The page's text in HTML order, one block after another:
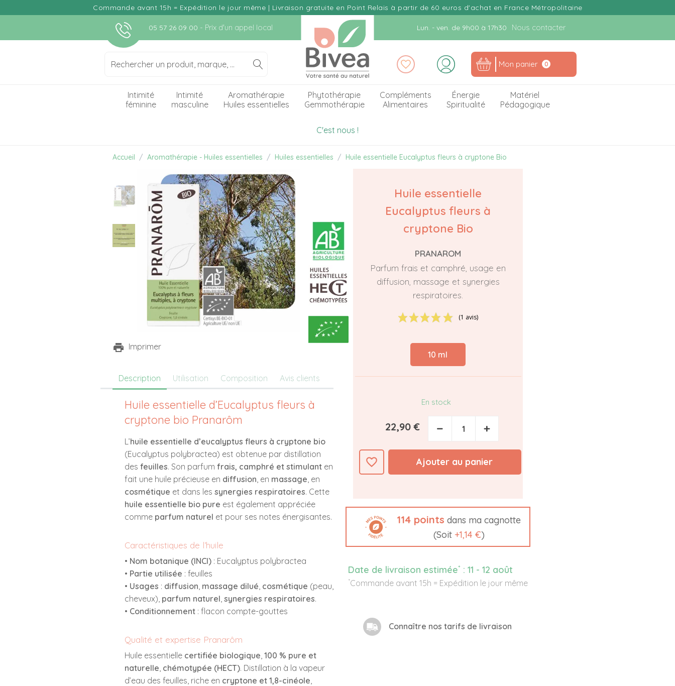
Commande avant 15h = Expédition le jour même | Livraison gratuite en Point Relais à partir de 60 euros d'achat en France Métropolitaine
05 57 26 09 00 - Prix d'un appel local Lun. - ven. de 9h00 à 17h30 Nous contacter
Mon panier 0
Intimité
féminine
Intimité
masculine
Aromathérapie
Huiles essentielles
Phytothérapie
Gemmothérapie
Compléments
Alimentaires
Énergie
Spiritualité
Matériel
Pédagogique
C'est nous !
Accueil Aromathérapie - Huiles essentielles Huiles essentielles Huile essentielle Eucalyptus fleurs à cryptone Bio
Imprimer
Huile essentielle
Eucalyptus fleurs à
cryptone Bio
PRANAROM
Parfum frais et camphré, usage en
diffusion, massage et synergies
respiratoires.
(1 avis)
10 ml
En stock
22,90 € − +
favorite_border Ajouter au panier
114 points dans ma cagnotte
(Soit +1,14 €)
Date de livraison estimée* : 11 - 12 août
*Commande avant 15h = Expédition le jour même
Connaître nos tarifs de livraison
Description Utilisation Composition Avis clients
Huile essentielle d’Eucalyptus fleurs à
cryptone bio Pranarôm
L’huile essentielle d’eucalyptus fleurs à cryptone bio
(Eucalyptus polybractea) est obtenue par distillation
des feuilles. Son parfum frais, camphré et stimulant en
fait une huile précieuse en diffusion, en massage, en
cosmétique et dans les synergies respiratoires. Cette
huile essentielle bio pure est également appréciée
comme parfum naturel et pour ses notes énergisantes.
Caractéristiques de l’huile
• Nom botanique (INCI) : Eucalyptus polybractea
• Partie utilisée : feuilles
• Usages : diffusion, massage dilué, cosmétique (peau,
cheveux), parfum naturel, synergies respiratoires.
• Conditionnement : flacon compte-gouttes
Qualité et expertise Pranarôm
Huile essentielle certifiée biologique, 100 % pure et
naturelle, chémotypée (HECT). Distillation à la vapeur
d’eau des feuilles, riche en cryptone et 1,8-cinéole,